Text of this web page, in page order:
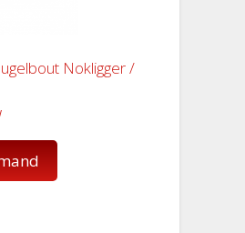
Nokligger /